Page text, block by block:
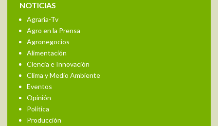
NOTICIAS
Agraria-Tv
Agro en la Prensa
Agronegocios
Alimentación
Ciencia e Innovación
Clima y Medio Ambiente
Eventos
Opinión
Política
Producción